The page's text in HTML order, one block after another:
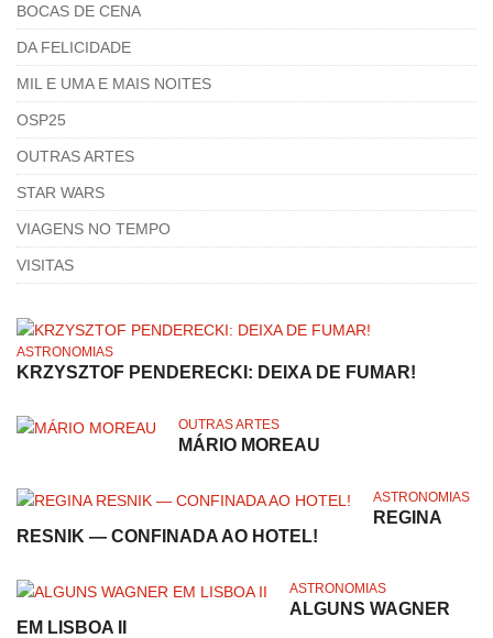
BOCAS DE CENA
DA FELICIDADE
MIL E UMA E MAIS NOITES
OSP25
OUTRAS ARTES
STAR WARS
VIAGENS NO TEMPO
VISITAS
ASTRONOMIAS
KRZYSZTOF PENDERECKI: DEIXA DE FUMAR!
OUTRAS ARTES
MÁRIO MOREAU
ASTRONOMIAS
REGINA
RESNIK — CONFINADA AO HOTEL!
ASTRONOMIAS
ALGUNS WAGNER
EM LISBOA II